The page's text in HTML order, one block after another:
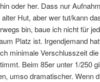
oder her. Dass nur
Hut, aber wer tut/kann
bin, baue ich nicht für
Platz ist. Irgendjemand
minimale Verschlusszeit
Beim 85er unter 1/250
umso dramatischer. Wenn